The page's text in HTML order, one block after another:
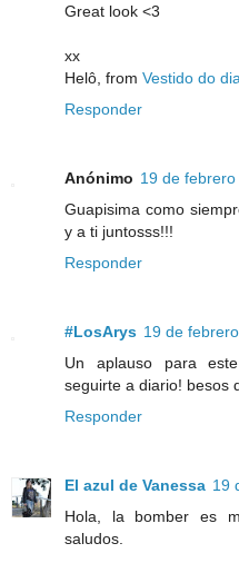
Great look <3
xx
Helô, from Vestido do
Responder
Anónimo 19 de
Guapisima como
y a ti juntosss!!!
Responder
#LosArys 19 de
Un aplauso para
seguirte a diario! besos
Responder
El azul de Vanessa 19
Hola, la bomber es
saludos.